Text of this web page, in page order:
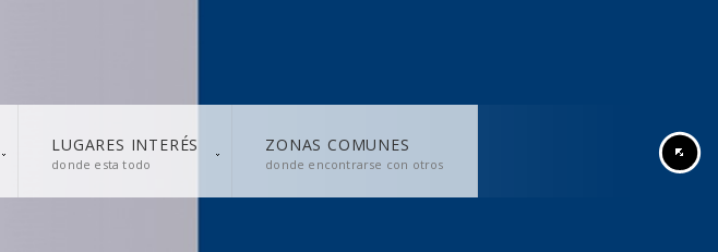
LUGARES INTERÉS
donde esta todo
ZONAS COMUNES
donde encontrarse con otros